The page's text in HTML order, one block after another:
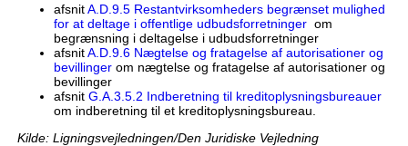
afsnitA.D.9.5 Restantvirksomheders begrænset mulighed
for at deltage i offentlige udbudsforretningerom
begrænsning i deltagelse i udbudsforretninger
afsnitA.D.9.6 Nægtelse og fratagelse af autorisationer og
bevillingerom nægtelse og fratagelse af autorisationer og
bevillinger
afsnit G.A.3.5.2 Indberetning til kreditoplysningsbureauer
om indberetning til et kreditoplysningsbureau.
Kilde: Ligningsvejledningen/Den Juridiske Vejledning